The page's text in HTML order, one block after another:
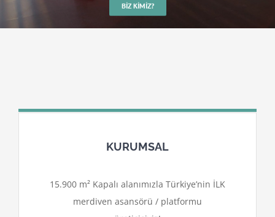
BIZ KIMIZ?
KURUMSAL
15.900 m² Kapalı alanımızla Türkiye’nin İLK
merdiven asansörü / platformu